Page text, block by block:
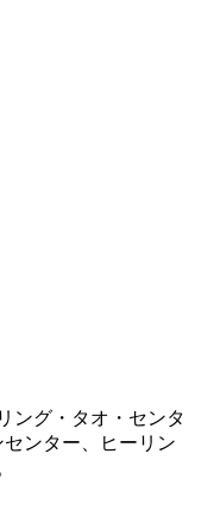
ング・タオ・センタ
ンター、ヒーリン